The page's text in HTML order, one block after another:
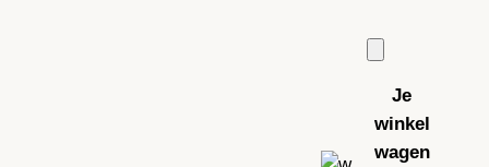
Je
winkel
wagen